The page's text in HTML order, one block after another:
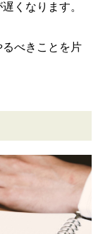
くなります。
べきことを片